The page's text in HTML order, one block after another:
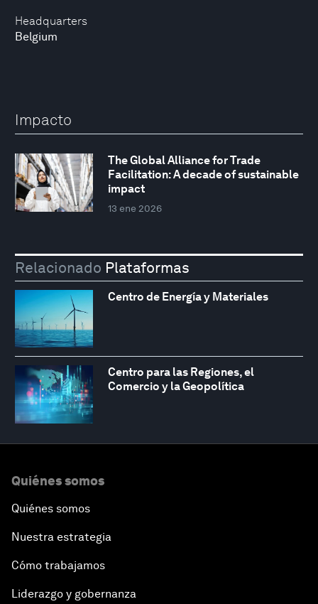
Headquarters
Belgium
Impacto
The Global Alliance for Trade
Facilitation: A decade of sustainable
impact
13 ene 2026
Relacionado Plataformas
Centro de Energía y Materiales
Centro para las Regiones, el
Comercio y la Geopolítica
Quiénes somos
Quiénes somos
Nuestra estrategia
Cómo trabajamos
Liderazgo y gobernanza